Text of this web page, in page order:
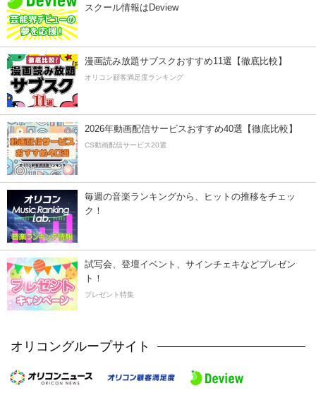
スクール情報はDeview
漫画読み放題サブスクおすすめ11選【徹底比較】
オリコン顧客満足度ランキング
2026年動画配信サービスおすすめ40選【徹底比較】
CS動画配信サービス20選
毎週の音楽ランキングから、ヒットの推移をチェッ
ク！
試写会、登壇イベント、サインチェキなどプレゼン
ト！
プレゼント特集
オリコングループサイト